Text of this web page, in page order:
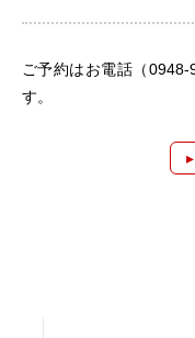
ご予約はお電話（
す。